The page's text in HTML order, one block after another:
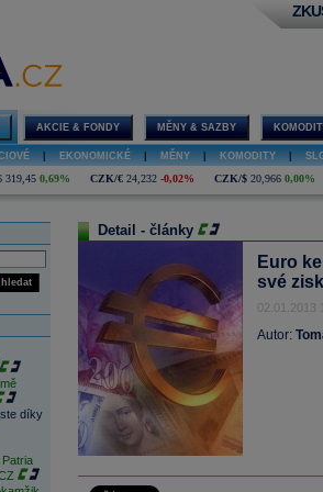
AKCIE & FONDY MĚNY & SAZBY
EKONOMICKÉ MĚNY KOMODITY
319,45 0,69% CZK/€ 24,232 -0,02% CZK/$ 20,966 0,00%
hledat
díky
Detail - články
Euro
své
02.01.2013
Autor: